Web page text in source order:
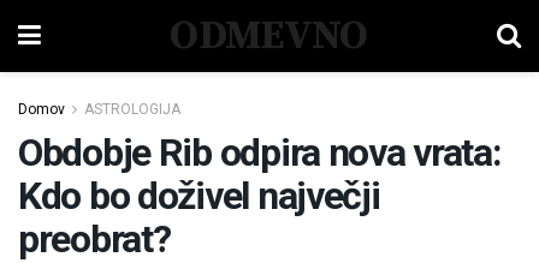
ODMEVNO
Domov ASTROLOGIJA
Obdobje Rib odpira nova vrata:
Kdo bo doživel največji
preobrat?